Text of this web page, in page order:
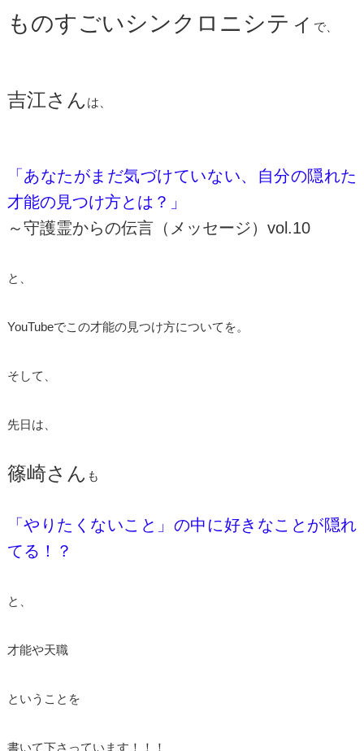
ものすごいシンクロニシティ で、
吉江さん は、
「あなたがまだ気づけていない、自分の隠れた
才能の見つけ方とは？」
～守護霊からの伝言（メッセージ）vol.10
と、
YouTubeでこの才能の見つけ方についてを。
そして、
先日は、
篠崎さん も
「やりたくないこと」の中に好きなことが隠れ
てる！？
と、
才能や天職
ということを
書いて下さっています！！！